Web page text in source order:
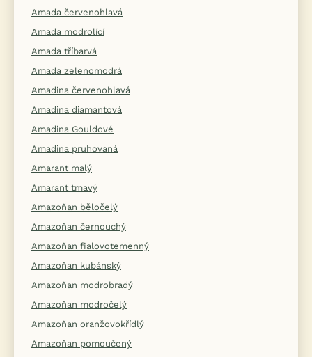
Amada červenohlavá
Amada modrolící
Amada tříbarvá
Amada zelenomodrá
Amadina červenohlavá
Amadina diamantová
Amadina Gouldové
Amadina pruhovaná
Amarant malý
Amarant tmavý
Amazoňan běločelý
Amazoňan černouchý
Amazoňan fialovotemenný
Amazoňan kubánský
Amazoňan modrobradý
Amazoňan modročelý
Amazoňan oranžovokřídlý
Amazoňan pomoučený